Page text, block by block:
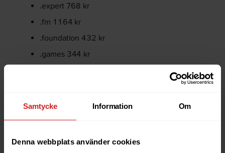
Samtycke Information Om
Denna webbplats använder cookies
.expert 768 kr
.fm 1164 kr
.foundation 432 kr
.games 344 kr
.guide 468 kr
.guru 508 kr